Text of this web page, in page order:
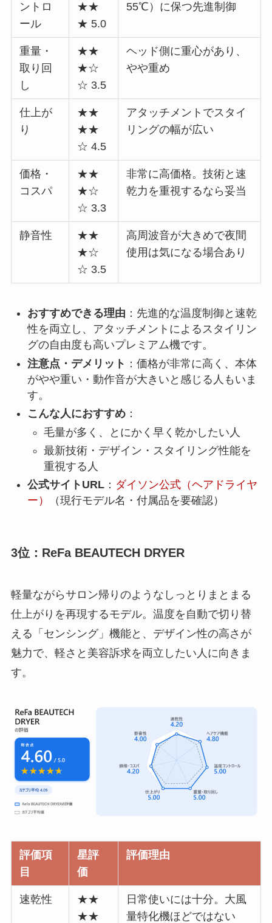
ントロ
ール
★★
★ 5.0
55℃）に保つ先進制御
重量・
取り回
し
★★
★☆
☆ 3.5
ヘッド側に重心があり、
やや重め
仕上が
り
★★
★★
☆ 4.5
アタッチメントでスタイ
リングの幅が広い
価格・
コスパ
★★
★☆
☆ 3.3
非常に高価格。技術と速
乾力を重視するなら妥当
静音性
★★
★☆
☆ 3.5
高周波音が大きめで夜間
使用は気になる場合あり
おすすめできる理由 ：先進的な温度制御と速乾
性を両立し、アタッチメントによるスタイリン
グの自由度も高いプレミアム機です。
注意点・デメリット ：価格が非常に高く、本体
がやや重い・動作音が大きいと感じる人もいま
す。
こんな人におすすめ：
毛量が多く、とにかく早く乾かしたい人
最新技術・デザイン・スタイリング性能を
重視する人
公式サイトURL： ダイソン公式（ヘアドライヤ
ー）
（現行モデル名・付属品を要確認）
3位：ReFa BEAUTECH DRYER
軽量ながらサロン帰りのようなしっとりまとまる
仕上がりを再現するモデル。温度を自動で切り替
える「センシング」機能と、デザイン性の高さが
魅力で、軽さと美容訴求を両立したい人に向きま
す。
評価項
目
星評
価
評価理由
速乾性
★★
★★
日常使いには十分。大風
量特化機ほどではない